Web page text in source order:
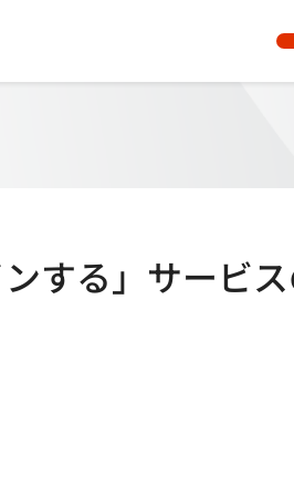
する」サービ